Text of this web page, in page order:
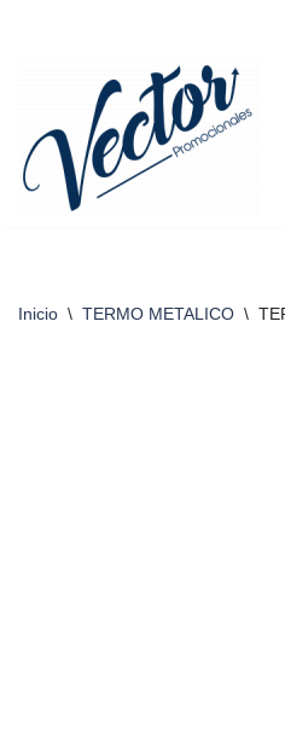
contenido
Inicio \ TERMO METALICO \